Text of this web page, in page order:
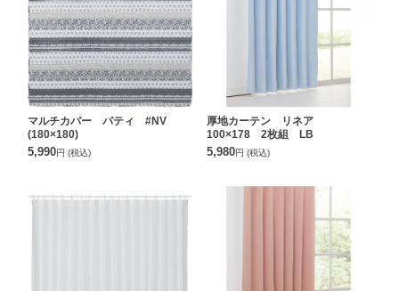
マルチカバー バティ #NV
(180×180)
5,990円 (税込)
厚地カーテン リネア
100×178 2枚組 LB
5,980円 (税込)